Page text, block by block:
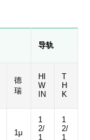
导轨
德
瑞
HI
W
IN
T
H
K
1μ
1
2/
1
1
2/
1